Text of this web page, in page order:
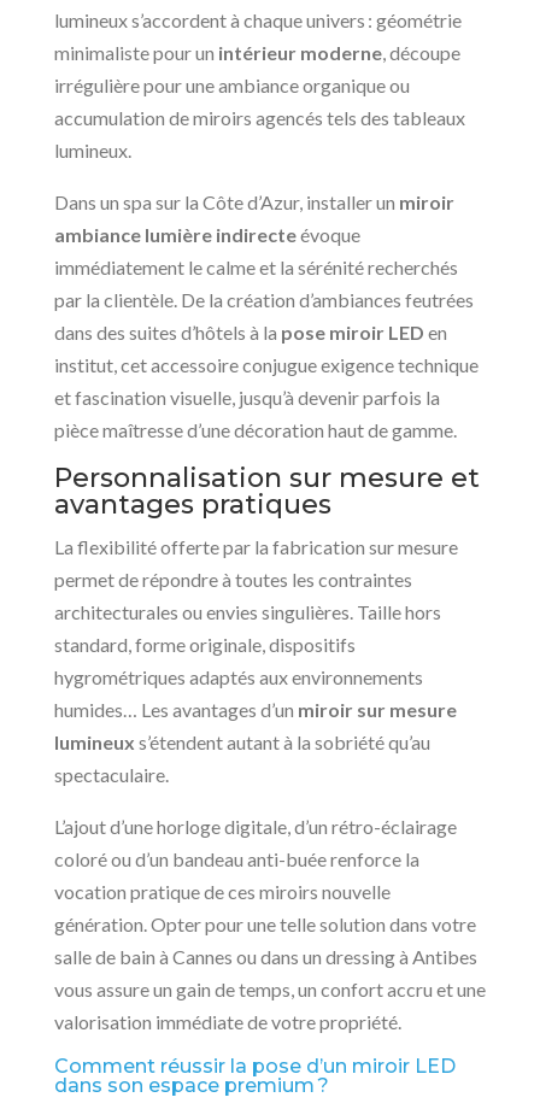
lumineux s’accordent à chaque univers : géométrie
minimaliste pour un intérieur moderne, découpe
irrégulière pour une ambiance organique ou
accumulation de miroirs agencés tels des tableaux
lumineux.
Dans un spa sur la Côte d’Azur, installer un miroir
ambiance lumière indirecteévoque
immédiatement le calme et la sérénité recherchés
par la clientèle. De la création d’ambiances feutrées
dans des suites d’hôtels à la pose miroir LED en
institut, cet accessoire conjugue exigence technique
et fascination visuelle, jusqu’à devenir parfois la
pièce maîtresse d’une décoration haut de gamme.
Personnalisation sur mesure et
avantages pratiques
La flexibilité offerte par la fabrication sur mesure
permet de répondre à toutes les contraintes
architecturales ou envies singulières. Taille hors
standard, forme originale, dispositifs
hygrométriques adaptés aux environnements
humides… Les avantages d’un miroir sur mesure
lumineux s’étendent autant à la sobriété qu’au
spectaculaire.
L’ajout d’une horloge digitale, d’un rétro-éclairage
coloré ou d’un bandeau anti-buée renforce la
vocation pratique de ces miroirs nouvelle
génération. Opter pour une telle solution dans votre
salle de bain à Cannes ou dans un dressing à Antibes
vous assure un gain de temps, un confort accru et une
valorisation immédiate de votre propriété.
Comment réussir la pose d’un miroir LED
dans son espace premium ?